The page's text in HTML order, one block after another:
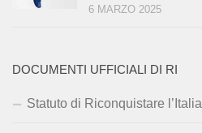
6 MARZO 2025
DOCUMENTI UFFICIALI DI RI
Statuto di Riconquistare l’Italia